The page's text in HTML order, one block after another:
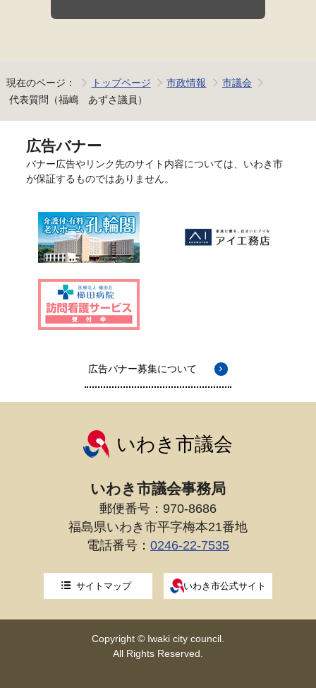
現在のページ： トップページ 市政情報
市議会
代表質問（福嶋 あずさ議員）
広告バナー
バナー広告やリンク先のサイト内容については、いわき市
が保証するものではありません。
広告バナー募集について
いわき市議会
いわき市議会事務局
郵便番号：970-8686
福島県いわき市平字梅本21番地
電話番号： 0246-22-7535
サイトマップ いわき市公式サイト
Copyright © Iwaki city council.
All Rights Reserved.